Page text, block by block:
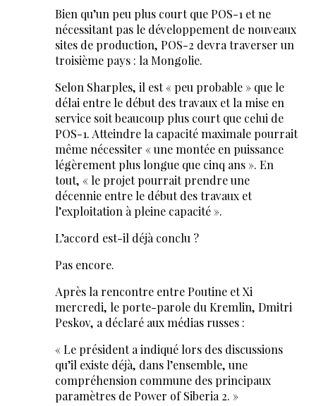
Bien qu’un peu plus court que POS-1 et ne
nécessitant pas le développement de nouveaux
sites de production, POS-2 devra traverser un
troisième pays : la Mongolie.
Selon Sharples, il est « peu probable » que le
délai entre le début des travaux et la mise en
service soit beaucoup plus court que celui de
POS-1. Atteindre la capacité maximale pourrait
même nécessiter « une montée en puissance
légèrement plus longue que cinq ans ». En
tout, « le projet pourrait prendre une
décennie entre le début des travaux et
l’exploitation à pleine capacité ».
L’accord est-il déjà conclu ?
Pas encore.
Après la rencontre entre Poutine et Xi
mercredi, le porte-parole du Kremlin, Dmitri
Peskov, a déclaré aux médias russes :
« Le président a indiqué lors des discussions
qu’il existe déjà, dans l’ensemble, une
compréhension commune des principaux
paramètres de Power of Siberia 2. »